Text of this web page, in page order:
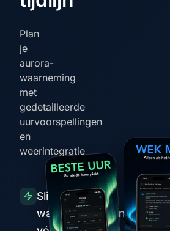
Plan
je
aurora-
waarneming
met
gedetailleerde
uurvoorspellingen
en
weerintegratie
Slimme
waarschuwingen